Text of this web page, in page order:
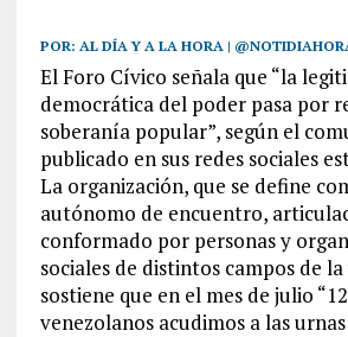
POR: AL DÍA Y A LA HORA |
El Foro Cívico señala que “la
democrática del poder pasa por
soberanía popular”, según el
publicado en sus redes sociales
La organización, que se define
autónomo de encuentro,
conformado por personas y
sociales de distintos campos de
sostiene que en el mes de julio
venezolanos acudimos a las